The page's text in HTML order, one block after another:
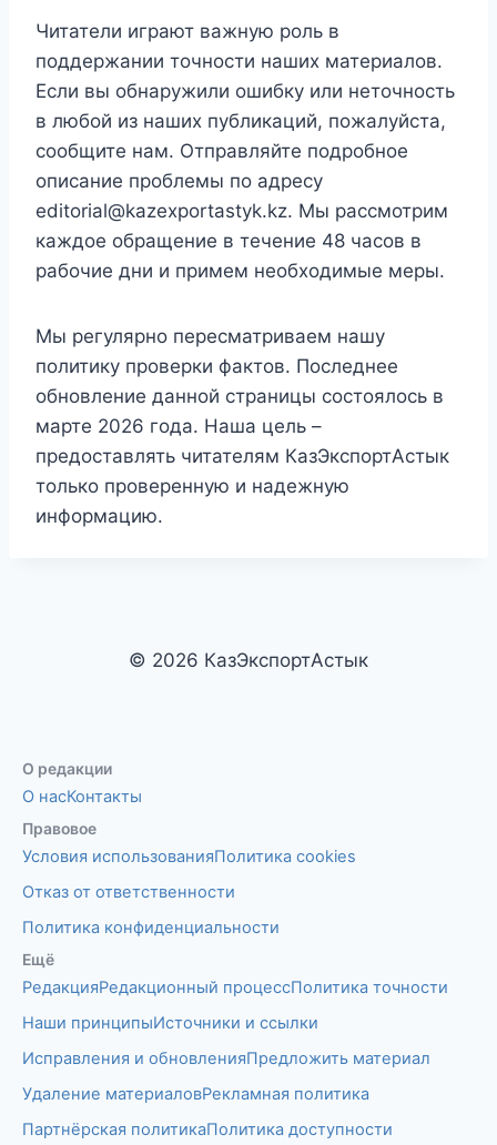
Читатели играют важную роль в
поддержании точности наших материалов.
Если вы обнаружили ошибку или неточность
в любой из наших публикаций, пожалуйста,
сообщите нам. Отправляйте подробное
описание проблемы по адресу
editorial@kazexportastyk.kz. Мы рассмотрим
каждое обращение в течение 48 часов в
рабочие дни и примем необходимые меры.
Мы регулярно пересматриваем нашу
политику проверки фактов. Последнее
обновление данной страницы состоялось в
марте 2026 года. Наша цель –
предоставлять читателям КазЭкспортАстык
только проверенную и надежную
информацию.
© 2026 КазЭкспортАстык
О редакции
О насКонтакты
Правовое
Условия использованияПолитика cookies
Отказ от ответственности
Политика конфиденциальности
Ещё
РедакцияРедакционный процессПолитика точности
Наши принципыИсточники и ссылки
Исправления и обновленияПредложить материал
Удаление материаловРекламная политика
Партнёрская политикаПолитика доступности